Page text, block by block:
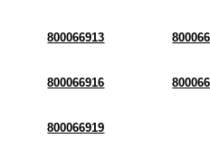
800066913
800066916
800066919